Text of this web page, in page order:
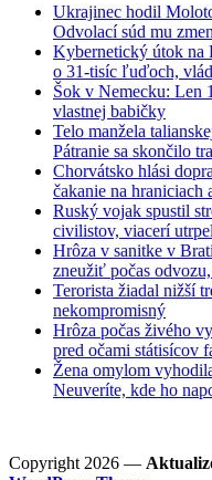
Ukrajinec hodil
Odvolací súd mu
Kybernetický útok na
o 31-tisíc ľuďoch,
Šok v Nemecku: Len
vlastnej babičky
Telo manžela
Pátranie sa skončilo
Chorvátsko hlási
čakanie na hraniciach
Ruský vojak spustil
civilistov, viacerí
Hrôza v sanitke v
zneužiť počas
Terorista žiadal nižší
nekompromisný
Hrôza počas živého
pred očami státisícov
Žena omylom
Neuveríte, kde ho
Copyright 2026 —